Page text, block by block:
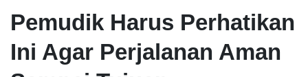
Pemudik Harus Perhatikan
Ini Agar Perjalanan Aman